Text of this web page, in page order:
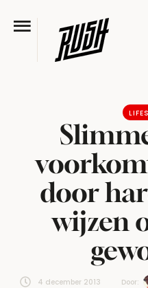
door
wijzen
4 december 2013 Door: